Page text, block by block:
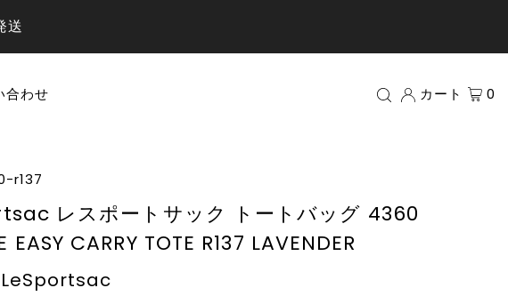
送
合わせ カート 0
r137
レスポートサック トートバッグ 4360
EASY CARRY TOTE R137 LAVENDER